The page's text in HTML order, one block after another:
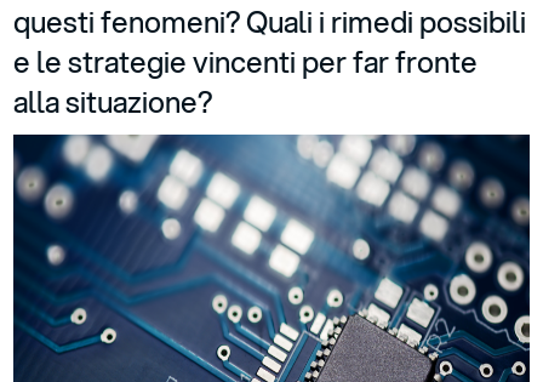
questi fenomeni? Quali i rimedi possibili
e le strategie vincenti per far fronte
alla situazione?